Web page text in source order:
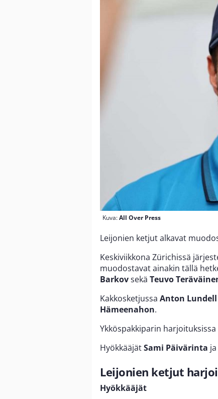
Kuva:All Over Press
Leijonien ketjut alkavat
Keskiviikkona Zürichissä
muodostavat ainakin tällä
Barkovsekä Teuvo
Kakkosketjussa Anton Lundell
Hämeenahon.
Ykköspakkiparin
HyökkääjätSami Päivärinta ja
Leijonien ketjut
Hyökkääjät